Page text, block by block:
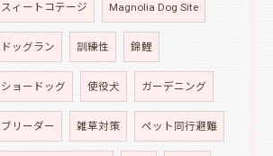
スィートコテージ Magnolia Dog Site
ドッグラン 訓練性 錦鯉
ショードッグ 使役犬 ガーデニング
ブリーダー 雑草対策 ペット同行避難